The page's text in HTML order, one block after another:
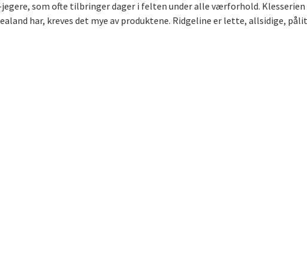
som ofte tilbringer dager i felten under alle værforhold.
har, kreves det mye av produktene. Ridgeline er lette, allsidige,